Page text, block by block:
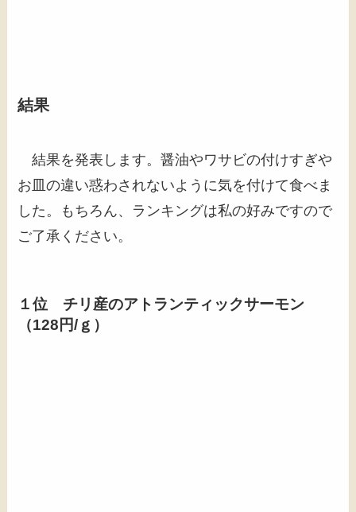
結果
結果を発表します。醤油やワサビの付けすぎや
お皿の違い惑わされないように気を付けて食べま
した。もちろん、ランキングは私の好みですので
ご了承ください。
１位 チリ産のアトランティックサーモン
（128円/ｇ）